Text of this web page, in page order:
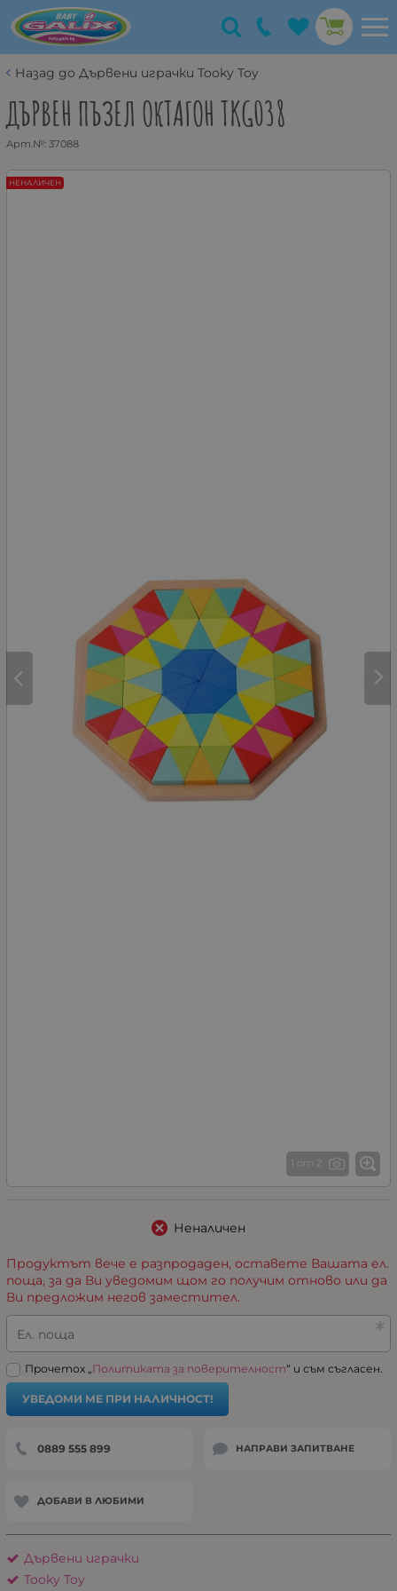
Назад до Дървени играчки Tooky Toy
ДЪРВЕН ПЪЗЕЛ ОКТАГОН TKG038
Арт.№: 37088
1 от 2
НЕНАЛИЧЕН
Неналичен
Продуктът вече е разпродаден, оставете Вашата ел.
поща, за да Ви уведомим щом го получим отново или да
Ви предложим негов заместител.
Ел. поща
Прочетох „Политиката за поверителност“ и съм съгласен.
УВЕДОМИ МЕ ПРИ НАЛИЧНОСТ!
0889 555 899 НАПРАВИ ЗАПИТВАНЕ
ДОБАВИ В ЛЮБИМИ
Дървени играчки
Tooky Toy